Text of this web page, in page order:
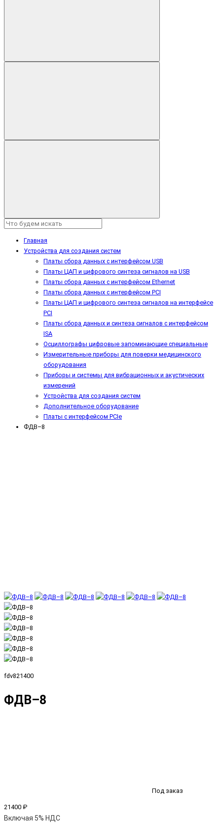
Главная
Устройства для создания систем
Платы сбора данных с интерфейсом USB
Платы ЦАП и цифрового синтеза сигналов на USB
Платы сбора данных с интерфейсом Ethernet
Платы сбора данных с интерфейсом PCI
Платы ЦАП и цифрового синтеза сигналов на интерфейсе
PCI
Платы сбора данных и синтеза сигналов с интерфейсом
ISA
Осциллографы цифровые запоминающие специальные
Измерительные приборы для поверки медицинского
оборудования
Приборы и системы для вибрационных и акустических
измерений
Устройства для создания систем
Дополнительное оборудование
Платы с интерфейсом PCIe
ФДВ–8
fdv821400
ФДВ–8
Под заказ
21400 ₽
Включая 5% НДС